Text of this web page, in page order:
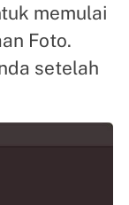
memulai
Foto.
setelah